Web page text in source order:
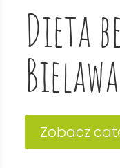
Dieta
Bielawa
Zobacz